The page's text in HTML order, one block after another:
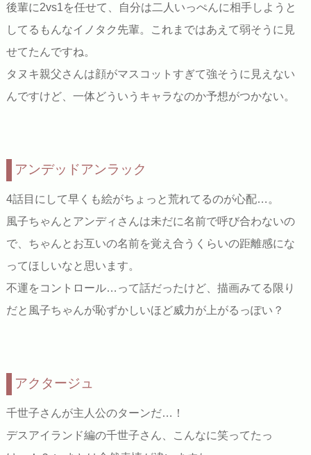
後輩に2vs1を任せて、自分は二人いっぺんに相手しようと
してるもんなイノタク先輩。これまではあえて弱そうに見
せてたんですね。
タヌキ親父さんは顔がマスコットすぎて強そうに見えない
んですけど、一体どういうキャラなのか予想がつかない。
アンデッドアンラック
4話目にして早くも絵がちょっと荒れてるのが心配…。
風子ちゃんとアンディさんは未だに名前で呼び合わないの
で、ちゃんとお互いの名前を覚え合うくらいの距離感にな
ってほしいなと思います。
不運をコントロール…って話だったけど、描画みてる限り
だと風子ちゃんが恥ずかしいほど威力が上がるっぽい？
アクタージュ
千世子さんが主人公のターンだ…！
デスアイランド編の千世子さん、こんなに笑ってたっ